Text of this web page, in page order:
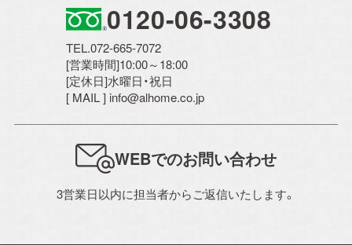
0120-06-3308
TEL.072-665-7072
[営業時間]10:00～18:00
[定休日]水曜日・祝日
[ MAIL ] info@alhome.co.jp
WEBでのお問い合わせ
3営業日以内に担当者からご返信いたします。